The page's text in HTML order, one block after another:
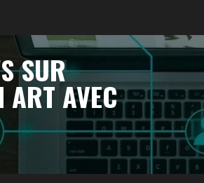
SUR
ART AVEC